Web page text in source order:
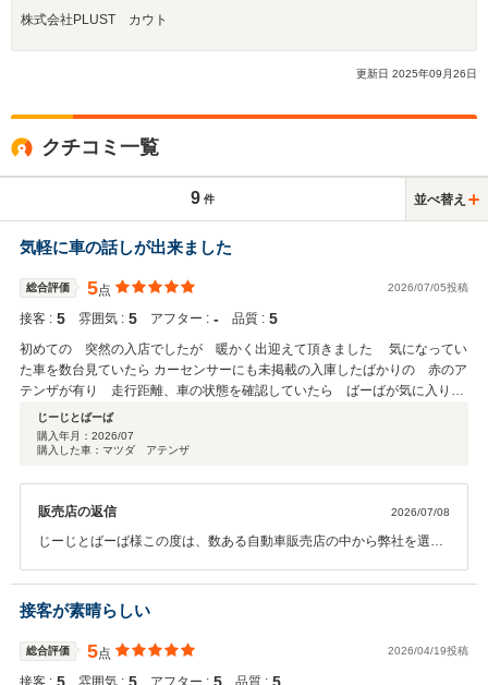
株式会社PLUST カウト
更新日 2025年09 月26日
クチコミ一覧
9 件 並べ替え
気軽に車の話しが出来ました
総合評価 5点 2026/07/05投稿
接客 : 5 雰囲気 : 5 アフター : ‐ 品質 : 5
初めての 突然の入店でしたが 暖かく出迎えて頂きました 気になってい
た車を数台見ていたら カーセンサーにも未掲載の入庫したばかりの 赤のア
テンザが有り 走行距離、車の状態を確認していたら ばーばが気に入り即
決になりました これからも良いお付き合いが出来そうなスタッフの方々で
した
じーじとばーば
購入年月： 2026/07
購入した車：マツダ アテンザ
販売店の返信 2026/07/08
じーじとばーば様この度は、数ある自動車販売店の中から弊社を選ん
にとって大きな励みになります。 本来目的のお車とは違うお車を奥様
にも気に入っていただけて、本当に良かったです。 素敵なご夫婦とお
話ができ、楽しいお時間をありがとうございました。 是非アテンザで
の素敵なカーライフを満喫されてください！ 今後とも末永くよろしく
お願いします(*^^*)
接客が素晴らしい
総合評価 5点 2026/04/19投稿
接客 : 雰囲気 : アフター : 品質 :